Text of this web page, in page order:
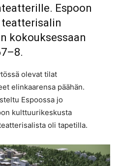
Espoon
kokouksessaan
olevat tilat
elinkaarensa päähän.
Espoossa jo
kulttuurikeskusta
oli tapetilla.